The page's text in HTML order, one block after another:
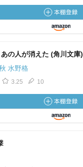
の人が消えた (角川文庫)
水野格
3.25 10